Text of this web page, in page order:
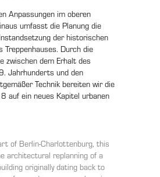
Anpassungen im oberen
umfasst die Planung die
der historischen
Treppenhauses. Durch die
zwischen dem Erhalt des
Jahrhunderts und den
Technik bereiten wir die
auf ein neues Kapitel urbanen
of Berlin-Charlottenburg, this
architectural replanning of a
originally dating back to